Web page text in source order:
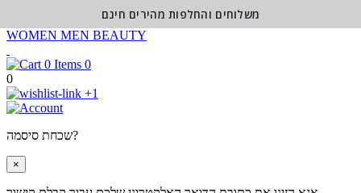
WOMEN MEN BEAUTY
0
0
+1
שכחת סיסמה?
×
משלוחים והחלפות מהירים חינם